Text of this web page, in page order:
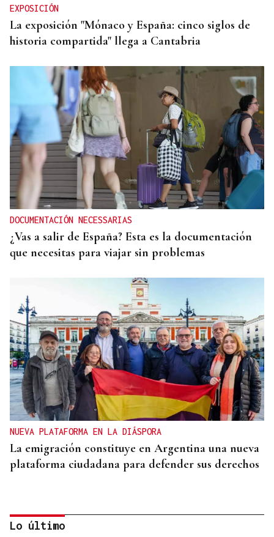
EXPOSICIÓN
La exposición "Mónaco y España: cinco siglos de
historia compartida" llega a Cantabria
DOCUMENTACIÓN NECESSARIAS
¿Vas a salir de España? Esta es la documentación
que necesitas para viajar sin problemas
NUEVA PLATAFORMA EN LA DIÁSPORA
La emigración constituye en Argentina una nueva
plataforma ciudadana para defender sus derechos
Lo último